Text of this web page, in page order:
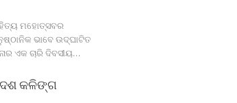
ମହୋତ୍ସବର
ଭାବେ ଉଦ୍‌ଘାଟିତ
ଏକ ଚାରି ଦିବସୀୟ…
କଳିଙ୍ଗ